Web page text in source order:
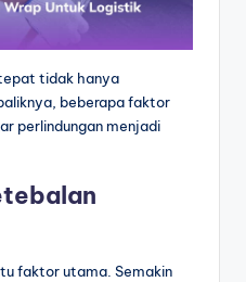
tidak hanya
beberapa faktor
perlindungan menjadi
faktor utama. Semakin